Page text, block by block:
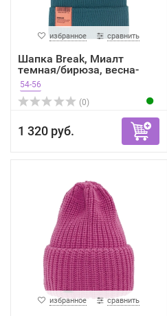
избранное сравнить
Шапка Break, Миалт
темная/бирюза, весна-
осень
54-56
(0)
1 320 руб.
избранное сравнить